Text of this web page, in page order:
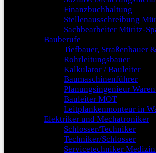
Finanzbuchhaltung
Stellenausschreibung
Sachbearbeiter Müritz-
Bauberufe
Tiefbauer, Straßenbauer
Rohrleitungsbauer
Kalkulator / Bauleiter
Baumaschinenführer
Planungsingenieur
Bauleiter MOT
Leitplankenmonteur in
Elektriker und Mechatroniker
Schlosser/Techniker
Techniker/Schlosser
Servicetechniker